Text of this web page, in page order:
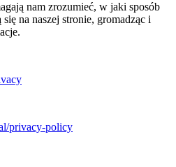
nam zrozumieć, w jaki sposób
na naszej stronie, gromadząc i
privacy-policy